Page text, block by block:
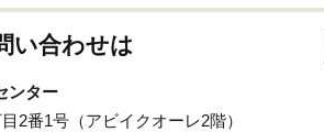
い合わせは
ンター
2番1号（アビイクオーレ2階）